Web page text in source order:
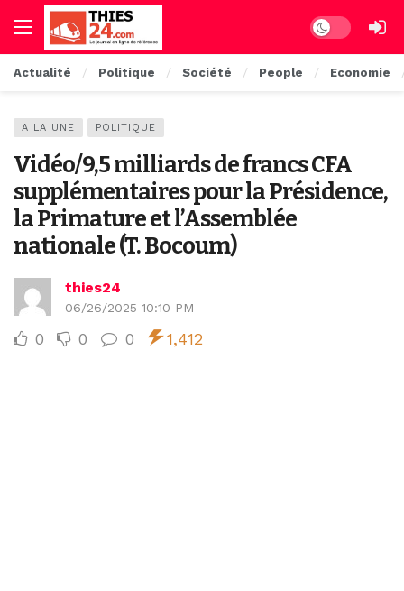
Dark mode
Actualité Politique Société People Economie
A LA UNE POLITIQUE
Vidéo/9,5 milliards de francs CFA
supplémentaires pour la Présidence,
la Primature et l’Assemblée
nationale (T. Bocoum)
thies24
06/26/2025 10:10 PM
0 0 0 1,412